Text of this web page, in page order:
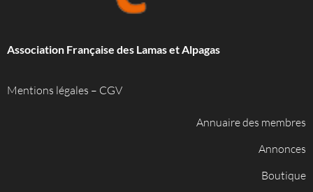
Association Française des Lamas et Alpagas
Mentions légales – CGV
Annuaire des membres
Annonces
Boutique